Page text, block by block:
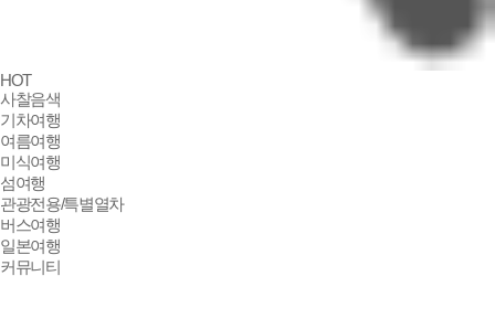
HOT
사유원
사찰음색
단풍여행
전통주
국악와인열차
맛기행
기차여행
여름여행
미식여행
섬여행
관광전용/특별열차
버스여행
일본여행
커뮤니티